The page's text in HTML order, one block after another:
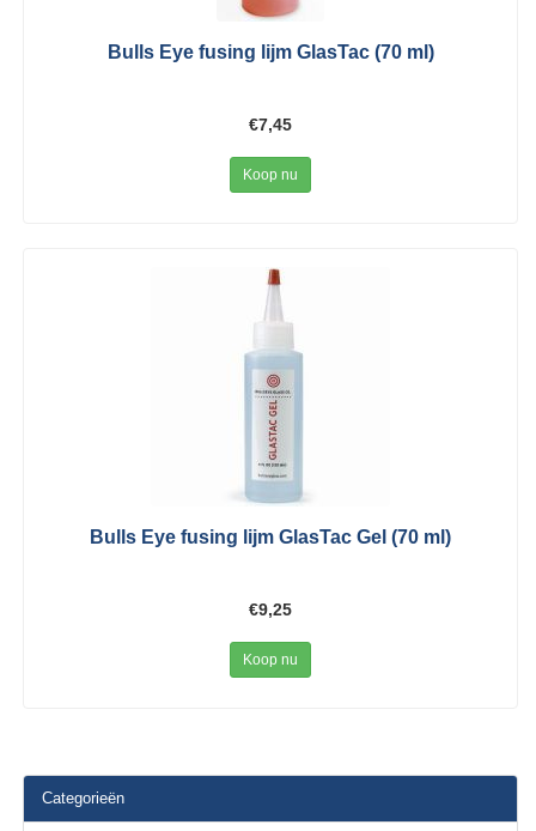
Bulls Eye fusing lijm GlasTac (70 ml)
€7,45
Koop nu
Bulls Eye fusing lijm GlasTac Gel (70 ml)
€9,25
Koop nu
Categorieën